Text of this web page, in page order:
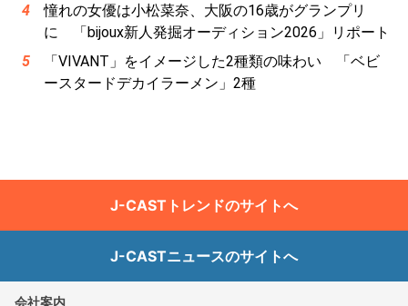
憧れの女優は小松菜奈、大阪の16歳がグランプリ
に 「bijoux新人発掘オーディション2026」リポート
「VIVANT」をイメージした2種類の味わい 「ベビ
ースタードデカイラーメン」2種
J-CASTトレンドのサイトへ
J-CASTニュースのサイトへ
会社案内